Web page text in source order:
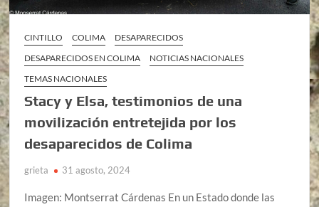
CINTILLO COLIMA
DESAPARECIDOS
DESAPARECIDOS EN COLIMA
NOTICIAS NACIONALES
TEMAS NACIONALES
Stacy y Elsa, testimonios de una
movilización entretejida por los
desaparecidos de Colima
grieta 31 agosto, 2024
Imagen: Montserrat Cárdenas En un Estado donde las